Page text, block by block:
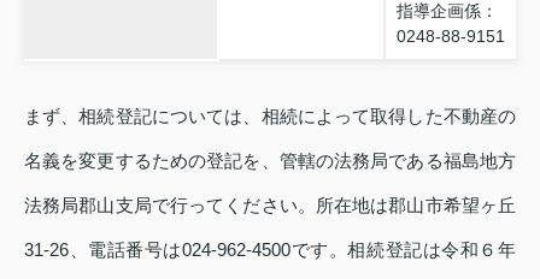
指導企画係：
0248‑88‑9151
まず、相続登記については、相続によって取得した不動産の
名義を変更するための登記を、管轄の法務局である福島地方
法務局郡山支局で行ってください。所在地は郡山市希望ヶ丘
31‑26、電話番号は024‑962‑4500です。相続登記は令和６年